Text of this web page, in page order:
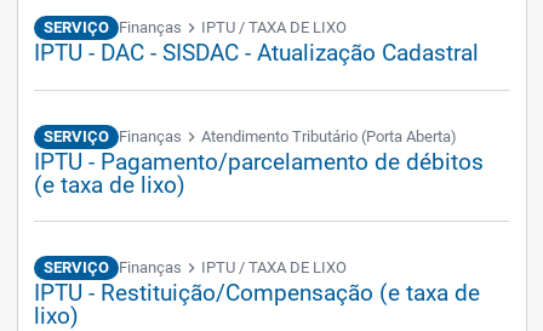
SERVIÇO Finanças chevron_right IPTU / TAXA DE LIXO
IPTU - DAC - SISDAC - Atualização Cadastral
SERVIÇO Finanças chevron_right Atendimento Tributário (Porta Aberta)
IPTU - Pagamento/parcelamento de débitos
(e taxa de lixo)
SERVIÇO Finanças chevron_right IPTU / TAXA DE LIXO
IPTU - Restituição/Compensação (e taxa de
lixo)